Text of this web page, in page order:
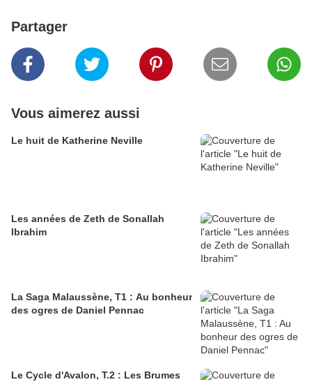
Partager
Vous aimerez aussi
Le huit de Katherine Neville
Les années de Zeth de Sonallah
Ibrahim
La Saga Malaussène, T1 : Au bonheur
des ogres de Daniel Pennac
Le Cycle d'Avalon, T.2 : Les Brumes